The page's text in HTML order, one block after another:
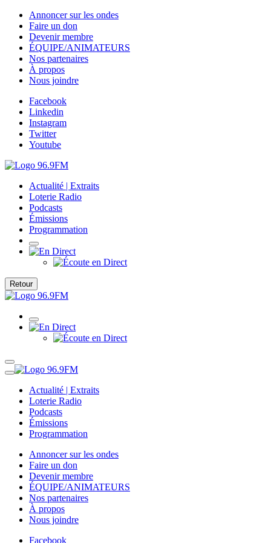
Annoncer sur les ondes
Faire un don
Devenir membre
ÉQUIPE/ANIMATEURS
Nos partenaires
À propos
Nous joindre
Facebook
Linkedin
Instagram
Twitter
Youtube
Actualité | Extraits
Loterie Radio
Podcasts
Émissions
Programmation
Retour
Actualité | Extraits
Loterie Radio
Podcasts
Émissions
Programmation
Annoncer sur les ondes
Faire un don
Devenir membre
ÉQUIPE/ANIMATEURS
Nos partenaires
À propos
Nous joindre
Facebook